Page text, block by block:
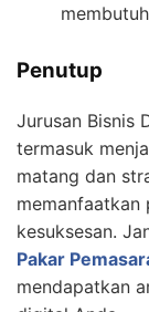
Penutup
Jurusan Bisnis
termasuk
matang dan
memanfaatkan
kesuksesan.
Pakar
mendapatkan